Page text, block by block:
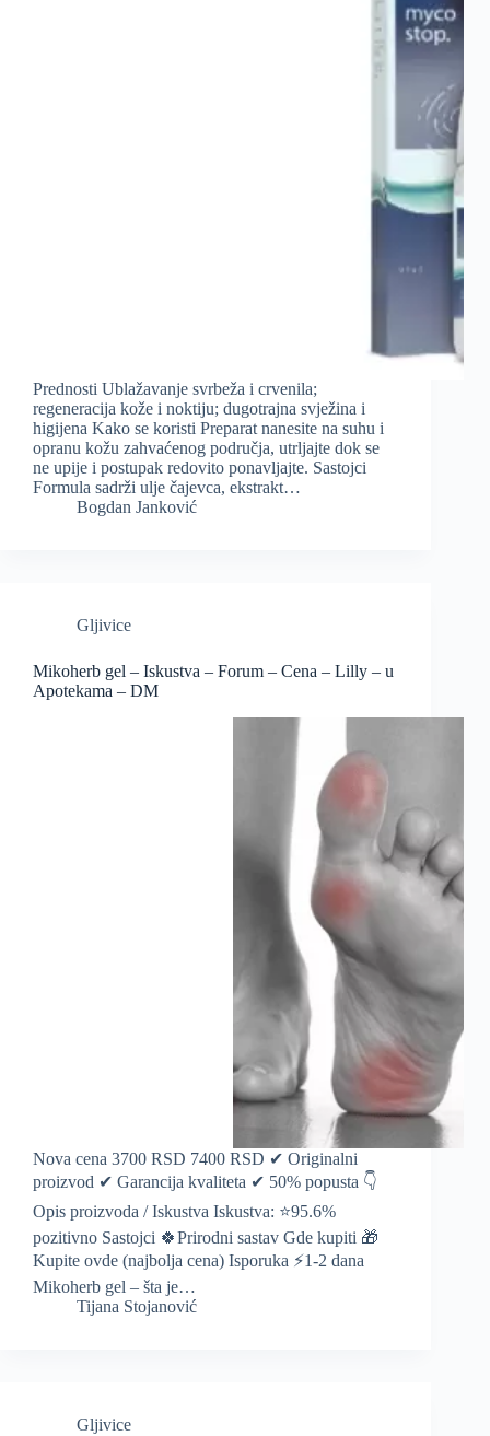
Prednosti Ublažavanje svrbeža i crvenila;
regeneracija kože i noktiju; dugotrajna svježina i
higijena Kako se koristi Preparat nanesite na suhu i
opranu kožu zahvaćenog područja, utrljajte dok se
ne upije i postupak redovito ponavljajte. Sastojci
Formula sadrži ulje čajevca, ekstrakt…
Bogdan Janković
Gljivice
Mikoherb gel – Iskustva – Forum – Cena – Lilly – u
Apotekama – DM
Nova cena 3700 RSD 7400 RSD ✔ Originalni
proizvod ✔ Garancija kvaliteta ✔ 50% popusta 👇
Opis proizvoda / Iskustva Iskustva: ⭐️95.6%
pozitivno Sastojci 🍀Prirodni sastav Gde kupiti 🎁
Kupite ovde (najbolja cena) Isporuka ⚡️1-2 dana
Mikoherb gel – šta je…
Tijana Stojanović
Gljivice